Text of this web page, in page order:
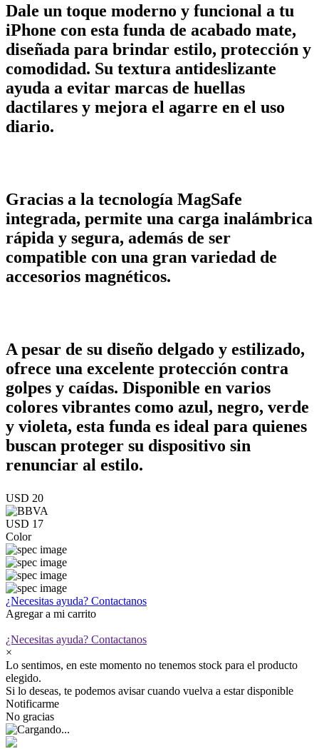
Dale un toque moderno y funcional a tu
iPhone con esta funda de acabado mate,
diseñada para brindar estilo, protección y
comodidad. Su textura antideslizante
ayuda a evitar marcas de huellas
dactilares y mejora el agarre en el uso
diario.
Gracias a la tecnología MagSafe
integrada, permite una carga inalámbrica
rápida y segura, además de ser
compatible con una gran variedad de
accesorios magnéticos.
A pesar de su diseño delgado y estilizado,
ofrece una excelente protección contra
golpes y caídas. Disponible en varios
colores vibrantes como azul, negro, verde
y violeta, esta funda es ideal para quienes
buscan proteger su dispositivo sin
renunciar al estilo.
USD 20
USD 17
Color
¿Necesitas ayuda? Contactanos
Agregar a mi carrito
¿Necesitas ayuda? Contactanos
×
Lo sentimos, en este momento no tenemos stock para el producto
elegido.
Si lo deseas, te podemos avisar cuando vuelva a estar disponible
Notificarme
No gracias